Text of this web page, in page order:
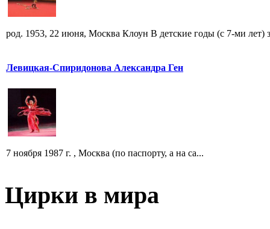
род. 1953, 22 июня, Москва Клоун В детские годы (с 7-ми лет)
Левицкая-Спиридонова Александра Ген
7 ноября 1987 г. , Москва (по паспорту, а на са...
Цирки в мира